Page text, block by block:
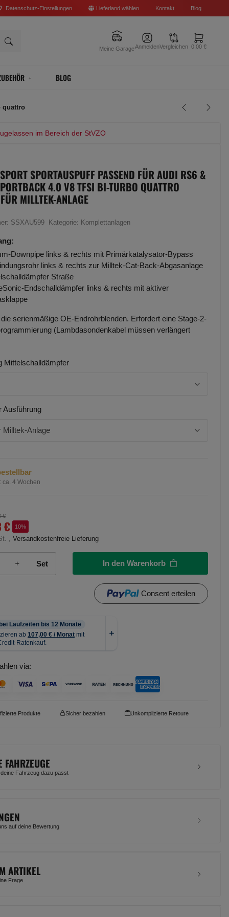
Datenschutz-Einstellungen Lieferland wählen Kontakt Blog
Meine GarageAnmeldenVergleichen 0,00 €
BLOG
quattro
im Bereich der StVZO
SPORTAUSPUFF PASSEND FÜR AUDI RS6 &
4.0 V8 TFSI BI-TURBO QUATTRO
MILLTEK-ANLAGE
SSXAU599 Kategorie: Komplettanlagen
Downpipe links & rechts mit Primärkatalysator-Bypass
links & rechts zur Milltek-Cat-Back-Abgasanlage
Straße
Endschalldämpfer links & rechts mit aktiver
serienmäßige OE-Endrohrblenden. Erfordert eine Stage-2-
(Lambdasondenkabel müssen verlängert
Mittelschalldämpfer
Ausführung
Milltek-Anlage
ca. 4 Wochen
€
€ 10%
, Versandkostenfreie Lieferung
Set In den Warenkorb
Consent erteilen
via:
Produkte Sicher bezahlen Unkomplizierte Retoure
FAHRZEUGE
Fahrzeug dazu passt
auf deine Bewertung
ARTIKEL
Frage